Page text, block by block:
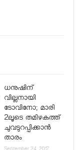
ധനുഷിന്
വില്ലനായി
ടോവിനോ; മാരി
2ലൂടെ തമിഴകത്ത്
ചുവടുറപ്പിക്കാന്‍
താരം